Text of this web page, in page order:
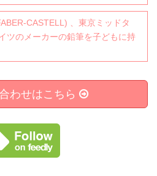
CASTELL) 、東京ミッドタ
ツのメーカーの鉛筆を子どもに持
わせはこちら